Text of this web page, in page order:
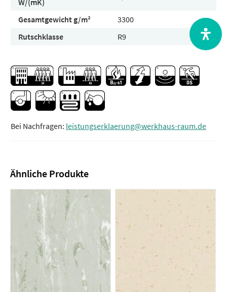
W/(mK)
Gesamtgewicht g/m²
3300
Rutschklasse
R9
Bei Nachfragen: leistungserklaerung@werkhaus-raum.de
Ähnliche Produkte